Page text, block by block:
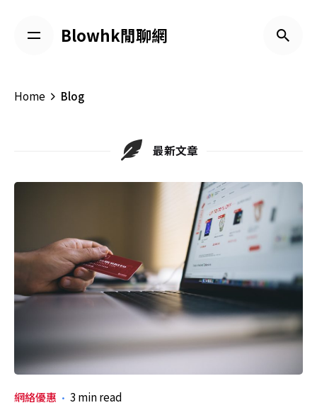
content
Blowhk閒聊網
Home Blog
最新文章
網絡優惠 3 min read